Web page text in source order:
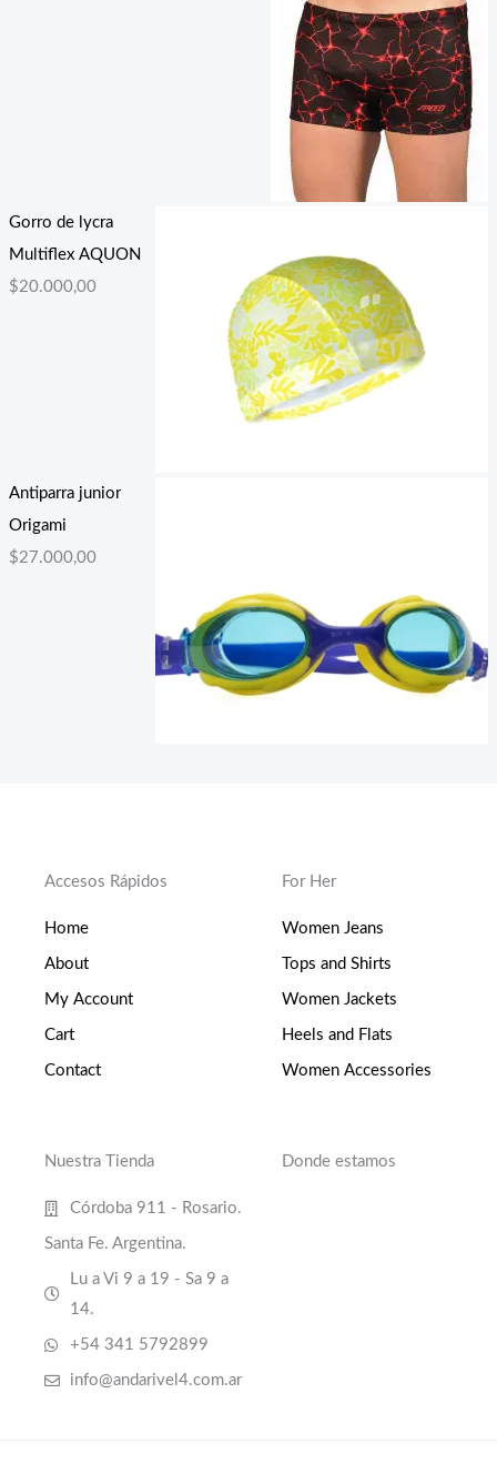
Gorro de lycra
Multiflex AQUON
$20.000,00
Antiparra junior
Origami
$27.000,00
Accesos Rápidos
Home
About
My Account
Cart
Contact
For Her
Women Jeans
Tops and Shirts
Women Jackets
Heels and Flats
Women Accessories
Nuestra Tienda
Córdoba 911 - Rosario.
Santa Fe. Argentina.
Lu a Vi 9 a 19 - Sa 9 a
14.
+54 341 5792899
info@andarivel4.com.ar
Donde estamos